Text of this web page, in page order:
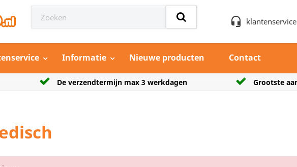
headset_mic klantenservice
Informatie Nieuwe producten Contact
max 3 werkdagen Grootste aanbod model auto’s